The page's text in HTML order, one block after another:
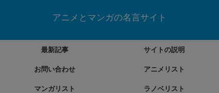
アニメとマンガの名言サイト
最新記事 サイトの説明
お問い合わせ アニメリスト
マンガリスト ラノベリスト